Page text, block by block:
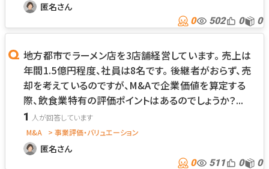
匿名さん
0 502 0 0
地方都市でラーメン店を3店舗経営しています。 売上は
年間1.5億円程度、社員は8名です。 後継者がおらず、売
却を考えているのですが、M&Aで企業価値を算定する
際、飲食業特有の評価ポイントはあるのでしょうか？...
1
M&A > 事業評価・バリュエーション
匿名さん
0 511 0 0